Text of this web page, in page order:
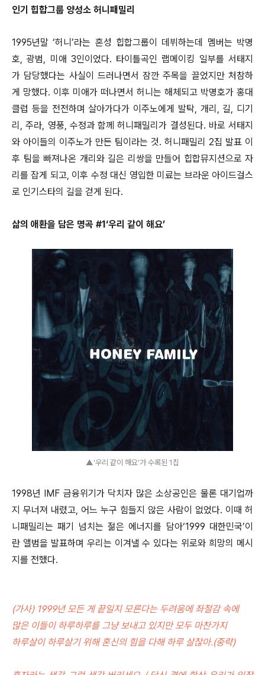
인기 힙합그룹 양성소 허니패밀리
1995년말 ‘허니’라는 혼성 힙합그룹이 데뷔하는데 멤버는 박명
호, 광범, 미애 3인이었다. 타이틀곡인 랩메이킹 일부를 서태지
가 담당했다는 사실이 드러나면서 잠깐 주목을 끌었지만 처참하
게 망했다. 이후 미애가 떠나면서 허니는 해체되고 박명호가 홍대
클럽 등을 전전하며 살아가다가 이주노에게 발탁, 개리, 길, 디기
리, 주라, 영풍, 수정과 함께 허니패밀리가 결성된다. 바로 서태지
와 아이들의 이주노가 만든 팀이라는 것. 허니패밀리 2집 발표 이
후 팀을 빠져나온 개리와 길은 리쌍을 만들어 힙합뮤지션으로 자
리를 잡게 되고, 이후 수정 대신 영입한 미료는 브라운 아이드걸스
로 인기스타의 길을 걷게 된다.
삶의 애환을 담은 명곡 #1‘우리 같이 해요’
▲‘우리 같이 해요’가 수록된 1집
1998년 IMF 금융위기가 닥치자 많은 소상공인은 물론 대기업까
지 무너져 내렸고, 어느 누구 힘들지 않은 사람이 없었다. 이때 허
니패밀리는 패기 넘치는 젊은 에너지를 담아‘1999 대한민국’이
란 앨범을 발표하며 우리는 이겨낼 수 있다는 위로와 희망의 메시
지를 전했다.
(가사) 1999년 모든 게 끝일지 모른다는 두려움에 좌절감 속에
많은 이들이 하루하루를 그냥 보내고 있지만 모두 마찬가지
하루살이 하루살기 위해 혼신의 힘을 다해 하루 살잖아.(중략)